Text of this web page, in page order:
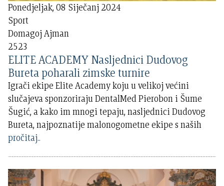
Ponedjeljak, 08 Siječanj 2024
Sport
Domagoj Ajman
2523
ELITE ACADEMY Nasljednici Dudovog
Bureta poharali zimske turnire
Igrači ekipe Elite Academy koju u velikoj većini
slučajeva sponzoriraju DentalMed Pierobon i Šume
Šugić, a kako im mnogi tepaju, nasljednici Dudovog
Bureta, najpoznatije malonogometne ekipe s naših
pročitaj..